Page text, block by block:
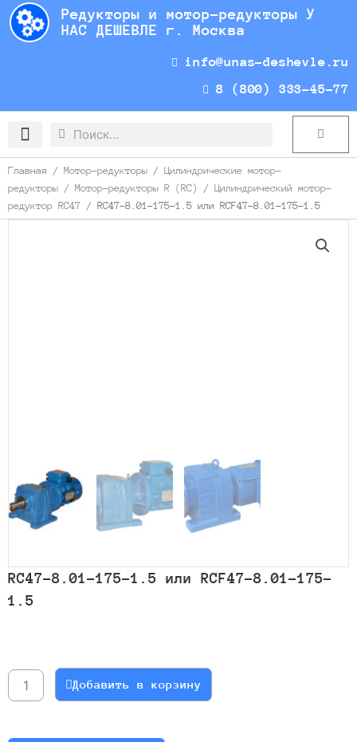
Перейти
содержимому
Редукторы и мотор-редукторы У
НАС ДЕШЕВЛЕ г. Москва
info@unas-deshevle.ru
8 (800) 333-45-77
Search
Search Cart
Главная / Мотор-редукторы / Цилиндрические мотор-
редукторы / Мотор-редукторы R (RC) / Цилиндрический мотор-
редуктор RC47 / RC47-8.01-175-1.5 или RCF47-8.01-175-1.5
RC47-8.01-175-1.5 или RCF47-8.01-175-
1.5
RC47-
8.01-
Добавить в корзину